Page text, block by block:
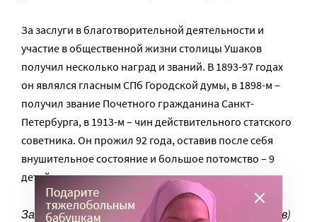
За заслуги в благотворительной деятельности и
участие в общественной жизни столицы Ушаков
получил несколько наград и званий. В 1893-97 годах
он являлся гласным СПб Городской думы, в 1898-м –
получил звание Почетного гражданина Санкт-
Петербурга, в 1913-м – чин действительного статского
советника. Он прожил 92 года, оставив после себя
внушительное состояние и большое потомство – 9
детей.
Заседание Городской Думы (в центре А.М.Ушаков)